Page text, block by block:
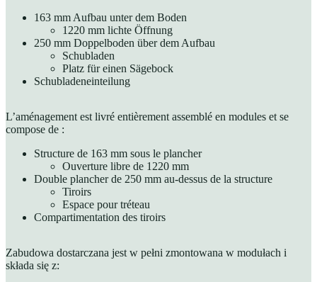
163 mm Aufbau unter dem Boden
1220 mm lichte Öffnung
250 mm Doppelboden über dem Aufbau
Schubladen
Platz für einen Sägebock
Schubladeneinteilung
L’aménagement est livré entièrement assemblé en modules et se
compose de :
Structure de 163 mm sous le plancher
Ouverture libre de 1220 mm
Double plancher de 250 mm au-dessus de la structure
Tiroirs
Espace pour tréteau
Compartimentation des tiroirs
Zabudowa dostarczana jest w pełni zmontowana w modułach i
składa się z: